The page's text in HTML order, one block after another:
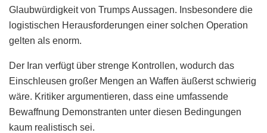
Glaubwürdigkeit von Trumps Aussagen. Insbesondere die
logistischen Herausforderungen einer solchen Operation
gelten als enorm.
Der Iran verfügt über strenge Kontrollen, wodurch das
Einschleusen großer Mengen an Waffen äußerst schwierig
wäre. Kritiker argumentieren, dass eine umfassende
Bewaffnung Demonstranten unter diesen Bedingungen
kaum realistisch sei.